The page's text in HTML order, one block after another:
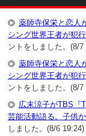
薬師寺保栄と恋人
シング世界王者が犯
ントをしました。(8/7
薬師寺保栄と恋人
シング世界王者が犯
ントをしました。(8/7
広末涼子がTBS『
芸能活動語る。子供
しました。(8/6 19:24)